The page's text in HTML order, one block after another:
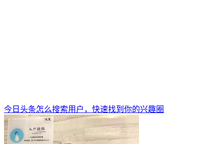
今日头条怎么搜索用户，快速找到你的兴趣圈